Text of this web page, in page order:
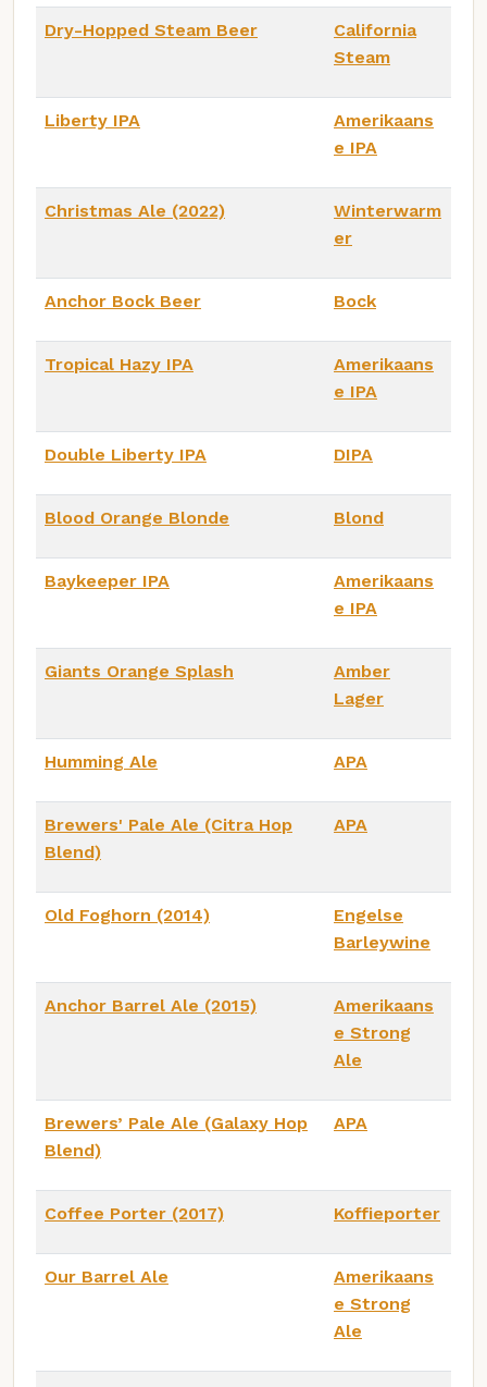
Dry-Hopped Steam Beer
California
Steam
Liberty IPA
Amerikaans
e IPA
Christmas Ale (2022)
Winterwarm
er
Anchor Bock Beer Bock
Tropical Hazy IPA
Amerikaans
e IPA
Double Liberty IPA DIPA
Blood Orange Blonde Blond
Baykeeper IPA
Amerikaans
e IPA
Giants Orange Splash
Amber
Lager
Humming Ale APA
Brewers' Pale Ale (Citra Hop
Blend)
APA
Old Foghorn (2014)
Engelse
Barleywine
Anchor Barrel Ale (2015)
Amerikaans
e Strong
Ale
Brewers’ Pale Ale (Galaxy Hop
Blend)
APA
Coffee Porter (2017) Koffieporter
Our Barrel Ale
Amerikaans
e Strong
Ale